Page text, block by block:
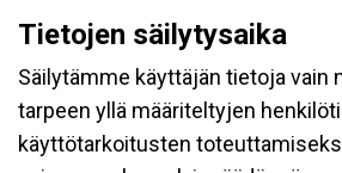
Tietojen säilytysaika
Säilytämme käyttäjän tietoja vain
tarpeen yllä määriteltyjen
käyttötarkoitusten